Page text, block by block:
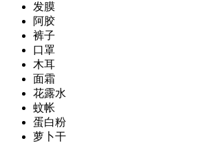
发膜
阿胶
裤子
口罩
木耳
面霜
花露水
蚊帐
蛋白粉
萝卜干